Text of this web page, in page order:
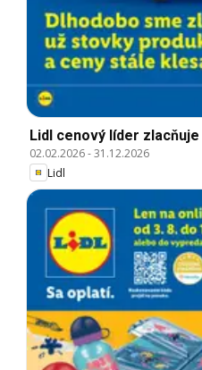
Lidl cenový líder zlacňuje
02.02.2026-31.12.2026
Lidl